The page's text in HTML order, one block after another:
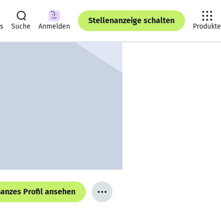
Suche Anmelden
Stellenanzeige schalten
Produkte
Profil ansehen